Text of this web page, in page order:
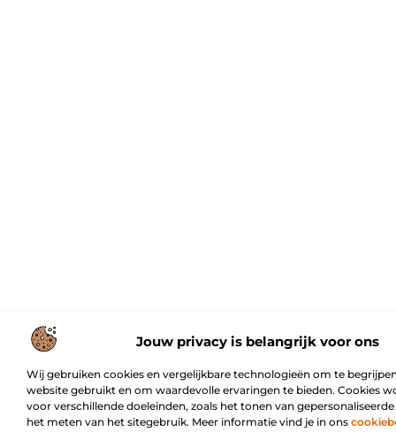
Jouw privacy is belangrijk voor ons
Wij gebruiken cookies en vergelijkbare technologieën om te
website gebruikt en om waardevolle ervaringen te bieden. Cookies
voor verschillende doeleinden, zoals het tonen van
het meten van het sitegebruik. Meer informatie vind je in ons